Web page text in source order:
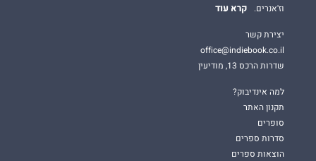
וז'אנרים.
קרא עוד
יצירת קשר
office@indiebook.co.il
שדרות הרכס 13, מודיעין
למה אינדיבוק?
תקנון האתר
סופרים
סדרות ספרים
הוצאות ספרים